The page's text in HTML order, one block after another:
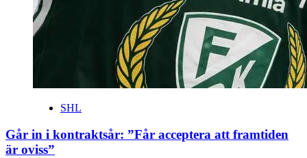
SHL
Går in i kontraktsår: ”Får acceptera att framtiden
är oviss”